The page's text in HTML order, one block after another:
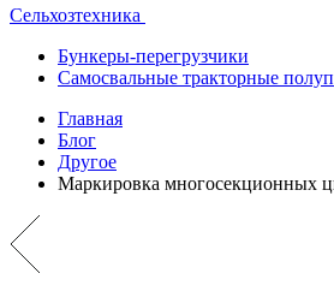
Сельхозтехника
Бункеры-перегрузчики
Самосвальные тракторные
Главная
Блог
Другое
Маркировка многосекционных